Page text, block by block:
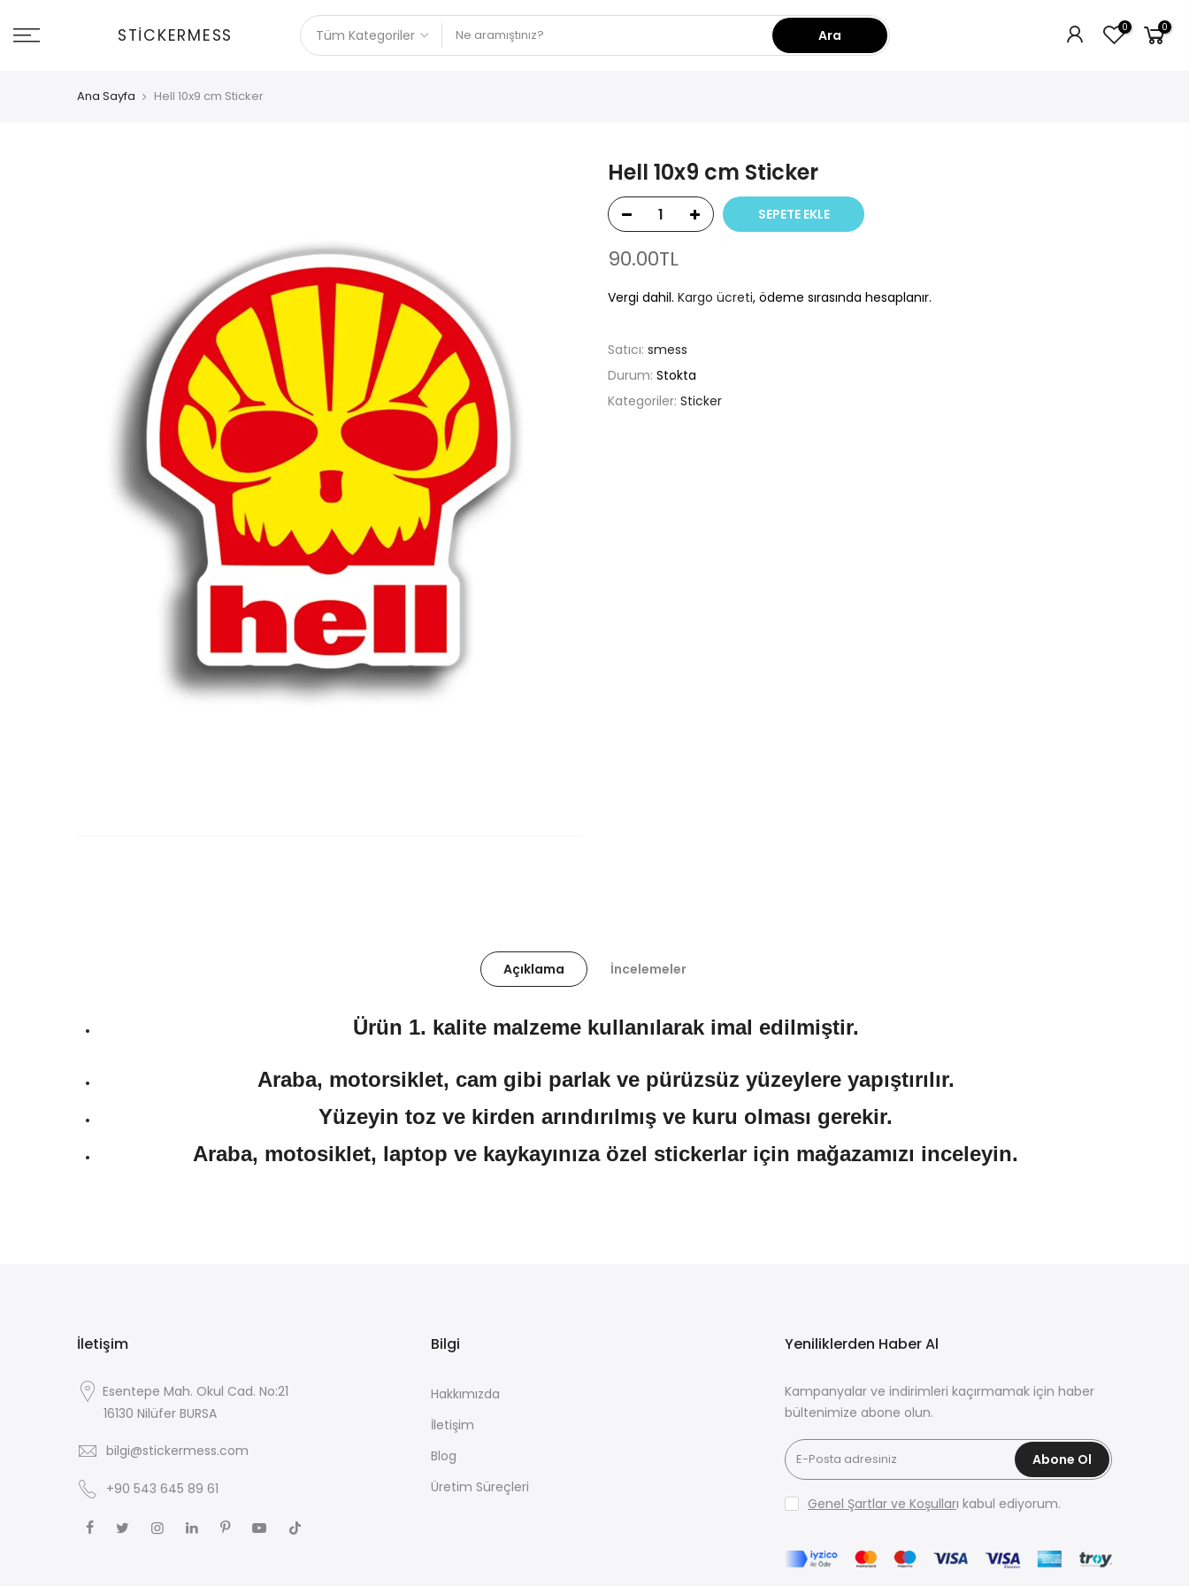
git
STICKERMESS Ara 0 0
Ana Sayfa Hell 10x9 cm Sticker
Hell 10x9 cm Sticker
SEPETE EKLE
90.00TL
Vergi dahil. Kargo ücreti, ödeme sırasında hesaplanır.
Satıcı: smess
Durum: Stokta
Kategoriler: Sticker
Açıklama İncelemeler
Ürün 1. kalite malzeme kullanılarak imal edilmiştir.
Araba, motorsiklet, cam gibi parlak ve pürüzsüz yüzeylere yapıştırılır.
Yüzeyin toz ve kirden arındırılmış ve kuru olması gerekir.
Araba, motosiklet, laptop ve kaykayınıza özel stickerlar için mağazamızı inceleyin.
İletişim
Esentepe Mah. Okul Cad. No:21
16130 Nilüfer BURSA
bilgi@stickermess.com
+90 543 645 89 61
Bilgi
Hakkımızda
İletişim
Blog
Üretim Süreçleri
Yeniliklerden Haber Al
Kampanyalar ve indirimleri kaçırmamak için haber
bültenimize abone olun.
Abone Ol
Genel Şartlar ve Koşulları kabul ediyorum.